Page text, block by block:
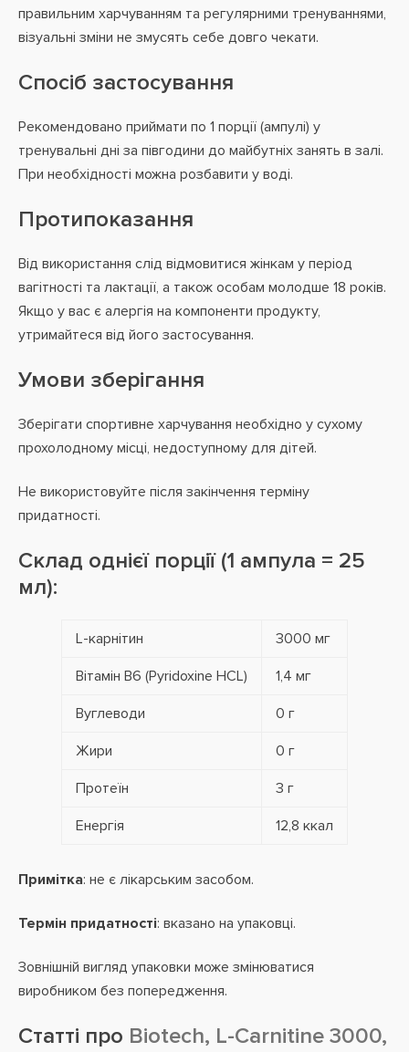
правильним харчуванням та регулярними тренуваннями,
візуальні зміни не змусять себе довго чекати.
Спосіб застосування
Рекомендовано приймати по 1 порції (ампулі) у
тренувальні дні за півгодини до майбутніх занять в залі.
При необхідності можна розбавити у воді.
Протипоказання
Від використання слід відмовитися жінкам у період
вагітності та лактації, а також особам молодше 18 років.
Якщо у вас є алергія на компоненти продукту,
утримайтеся від його застосування.
Умови зберігання
Зберігати спортивне харчування необхідно у сухому
прохолодному місці, недоступному для дітей.
Не використовуйте після закінчення терміну
придатності.
Склад однієї порції (1 ампула = 25
мл):
L-карнітин 3000 мг
Вітамін В6 (Pyridoxine HCL) 1,4 мг
Вуглеводи 0 г
Жири 0 г
Протеїн 3 г
Енергія 12,8 ккал
Примітка: не є лікарським засобом.
Термін придатності: вказано на упаковці.
Зовнішній вигляд упаковки може змінюватися
виробником без попередження.
Статті про Biotech, L-Carnitine 3000,